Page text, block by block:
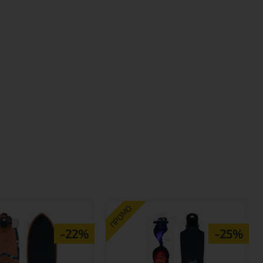
-22%
ПРОМО
-25%